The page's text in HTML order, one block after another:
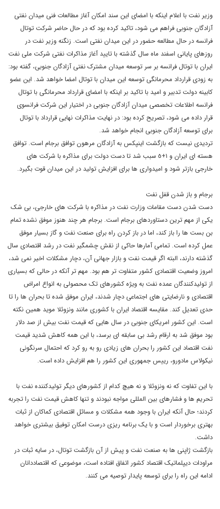
وزیر نفت با اعلام اینکه با امضای این سند امکان آغاز مطالعات فنی میدان نفتی
آزادگان جنوبی فراهم می شود، تاکید کرده بود که در حال حاضر شرکت توتال
فرانسه در حال مطالعه حضور در این میدان نفتی است. زنگنه وزیر نفت در
روزهای پایانی اسفند ماه سال گذشته با تایید آغاز مذاکرات نفتی شرکت ملی نفت
ایران با توتال فرانسه بر سر توسعه میدان مشترک نفتی آزادگان جنوبی، گفته بود:
به زودی قرارداد محرمانگی توسعه این میدان با توتال امضا خواهد شد. این عضو
کابینه دولت تدبیر و امید با تاکید بر اینکه با امضای قرارداد محرمانگی با توتال
فرانسه اطلاعات تخصصی میدان آزادگان جنوبی در اختیار این شرکت فرانسوی
قرار داده می شود، تصریح کرده بود: در نهایت مذاکرات نهایی قرارداد با توتال
برای توسعه آزادگان جنوبی انجام خواهد شد.
تردیدی نیست که بازگشت اینپکس به آزادگان مرهون توافق برجام است. توافق
هسته ای ایران و ١+٥ سبب شد تا دست دولت برای مذاکره با شرکت های
خارجی بازتر شود و امیدواری ها برای افزایش تولید در این میدان قوت بگیرد.
برجام و باز شدن قفل نفت
دست شدن دست مقامات وزارت نفت در مذاکره با شرکت های خارجی، بی شک
یکی از مهم ترین دستاوردهای برجام است. برجام هر چند هنوز موفق نشده تمام
بن بست ها را باز کند، اما در باز کردن راه برای صنعت نفت و گاز بسیار موفق
عمل کرده است. تمامی آمارها حاکی از نقش چشمگیر نفت در رشد اقتصادی سال
گذشته دارند، البته اگر قیمت نفت و بازار جهانی آن، دچار مشکلات اخیر نمی شد،
امروز وضعیت اقتصادی کشور متفاوت تر هم بود. مهم تر آنکه در حالی که بسیاری
از تولیدکنندگان عمده نفت به ویژه کشورهای تک محصولی به انواع امراض
اقتصادی و نارضایتی های اجتماعی دچار شدند، ایران موفق شده تا بحران ها را تا
حدی تعدیل کند. مقایسه اقتصاد ایران با کشوری مانند ونزوئلا موید همین نکته
است. این کشور امریکای جنوبی در سال هایی که قیمت نفت بیش از صد دلار
بود موفق شد به ارقام رشد بی سابقه ای برسد، با این همه کاهش شدید قیمت
نفت اقتصاد این کشور را بحران های زیادی رو به رو کرد که احتمال سرنگونی
نیکولاس مادورو، رییس جمهوری این کشور را هم افزایش داده است.
با این تفاوت که نه ونزوئلا و نه هیچ کدام از کشورهای دیگر تولیدکننده نفت با
تحریم ها و فشارهای بین المللی مواجه نبودند و تنها کاهش قیمت نفت را تجربه
کردند؛ حال آنکه ایران با وجود همه مشکلات و مسائل اقتصادی کماکان از ثبات
بهتری برخوردار است و با یک برنامه ریزی درست امکان توفیق بیشتری خواهد
داشت.
بازگشت ژاپنی ها به صنعت نفت و پیش از آن بازگشت توتال، در سایه ثبات در
مراودات دیپلماتیک اقتصاد کشور اتفاق افتاده است، موضوعی که اقتصاددانان
ادامه این راه را برای توسعه پایدار توصیه می کنند.